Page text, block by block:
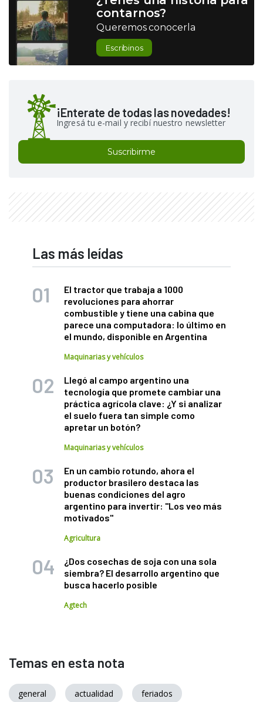
contarnos?
Queremos conocerla
Escribinos
¡Enterate de todas las novedades!
Ingresá tu e-mail y recibí nuestro newsletter
Suscribirme
Las más leídas
El tractor que trabaja a 1000
revoluciones para ahorrar
combustible y tiene una cabina que
parece una computadora: lo último en
el mundo, disponible en Argentina
Maquinarias y vehículos
Llegó al campo argentino una
tecnología que promete cambiar una
práctica agrícola clave: ¿Y si analizar
el suelo fuera tan simple como
apretar un botón?
Maquinarias y vehículos
En un cambio rotundo, ahora el
productor brasilero destaca las
buenas condiciones del agro
argentino para invertir: "Los veo más
motivados"
Agricultura
¿Dos cosechas de soja con una sola
siembra? El desarrollo argentino que
busca hacerlo posible
Agtech
Temas en esta nota
general actualidad feriados